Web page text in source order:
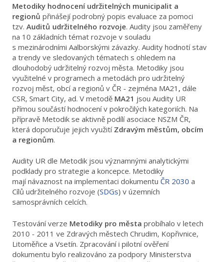
Metodiky hodnocení udržitelných municipalit a
regionů přinášejí podrobný popis evaluace za pomoci
tzv. Auditů udržitelného rozvoje. Audity jsou zaměřeny
na 10 základních témat rozvoje v souladu
s mezinárodními Aalborskými závazky. Audity hodnotí stav
a trendy ve sledovaných tématech s ohledem na
dlouhodobý udržitelný rozvoj města. Metodiky jsou
využitelné v programech a metodách pro udržitelný
rozvoj měst, obcí a regionů v ČR - zejména MA21 , dále
CSR, Smart City, ad. V metodě MA21 jsou Audity UR
přímou součástí hodnocení v pokročilých kategoriích. Na
přípravě Metodik se aktivně podílí asociace NSZM ČR,
která doporučuje jejich využití Zdravým městům, obcím
a regionům.
Audity UR dle Metodik jsou významnými analytickými
podklady pro strategie a koncepce. Metodiky
mají návaznost na implementaci dokumentu ČR 2030 a
Cílů udržitelného rozvoje (SDGs) v územních
samosprávních celcích.
Testování verze Metodiky pro města probíhalo v letech
2010 - 2011 ve Zdravých městech Chrudim, Kopřivnice,
Litoměřice a Vsetín. Zpracování i pilotní ověření
dokumentu bylo realizováno za podpory Ministerstva